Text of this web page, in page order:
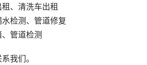
、清洗车出租
检测、管道修复
管道检测
我们。